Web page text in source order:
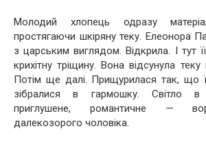
Молодий хлопець одразу
простягаючи шкіряну теку. Елеонора
з царським виглядом. Відкрила. І тут
крихітну тріщину. Вона відсунула теку
Потім ще далі. Прищурилася так, що
зібралися в гармошку. Світло в
приглушене, романтичне —
далекозорого чоловіка.